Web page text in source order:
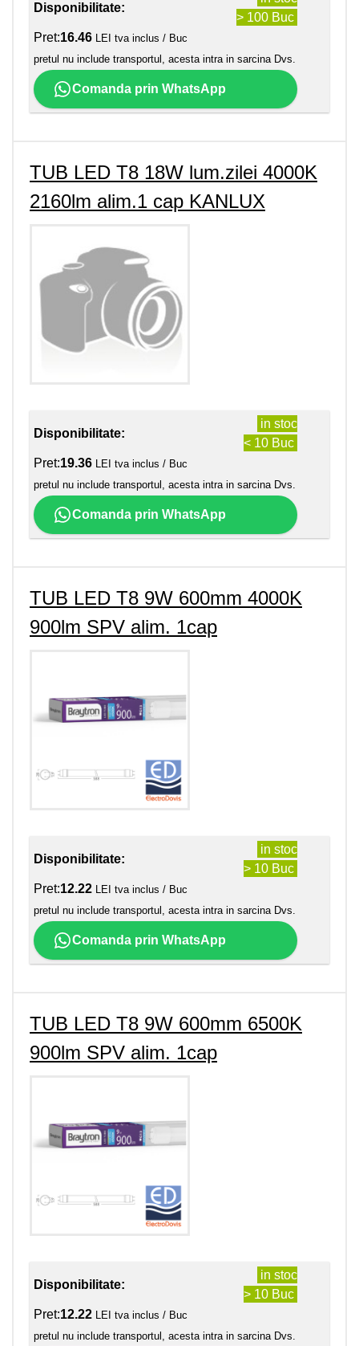
Disponibilitate:
> 100 Buc
Pret:16.46 LEI tva inclus / Buc
pretul nu include transportul, acesta intra in sarcina Dvs.
Comanda prin WhatsApp
TUB LED T8 18W lum.zilei 4000K
2160lm alim.1 cap KANLUX
Disponibilitate:
in stoc
< 10 Buc
Pret:19.36 LEI tva inclus / Buc
pretul nu include transportul, acesta intra in sarcina Dvs.
Comanda prin WhatsApp
TUB LED T8 9W 600mm 4000K
900lm SPV alim. 1cap
Disponibilitate:
in stoc
> 10 Buc
Pret:12.22 LEI tva inclus / Buc
pretul nu include transportul, acesta intra in sarcina Dvs.
Comanda prin WhatsApp
TUB LED T8 9W 600mm 6500K
900lm SPV alim. 1cap
Disponibilitate:
in stoc
> 10 Buc
Pret:12.22 LEI tva inclus / Buc
pretul nu include transportul, acesta intra in sarcina Dvs.